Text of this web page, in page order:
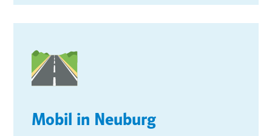
Mobil in Neuburg